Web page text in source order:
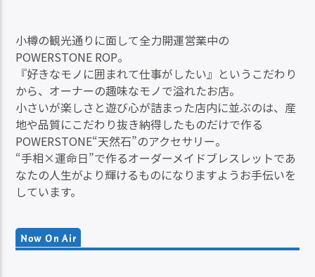
小樽の観光通りに面して全力開運営業中の
POWERSTONE ROP。
『好きなモノに囲まれて仕事がしたい』というこだわり
から、オーナーの趣味なモノで溢れたお店。
小さいが楽しさと遊び心が詰まった店内に並ぶのは、産
地や品質にこだわり抜き納得したものだけで作る
POWERSTONE“天然石”のアクセサリー。
“手相×運命日”で作るオーダーメイドブレスレットであ
なたの人生がより輝けるものになりますようお手伝いを
しています。
Now On Air